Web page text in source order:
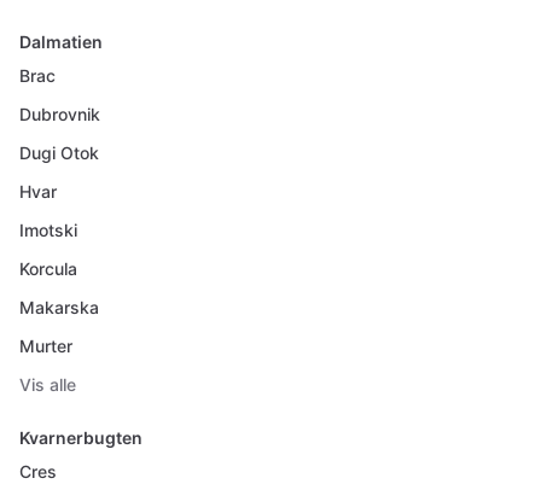
Dalmatien
Brac
Dubrovnik
Dugi Otok
Hvar
Imotski
Korcula
Makarska
Murter
Vis alle
Kvarnerbugten
Cres